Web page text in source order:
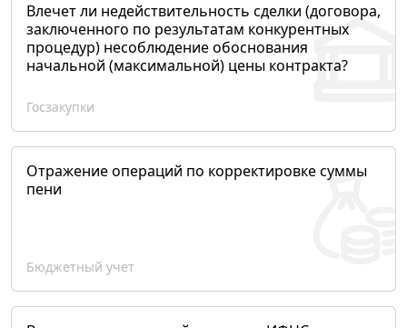
Влечет ли недействительность сделки (договора,
заключенного по результатам конкурентных
процедур) несоблюдение обоснования
начальной (максимальной) цены контракта?
Госзакупки
Отражение операций по корректировке суммы
пени
Бюджетный учет